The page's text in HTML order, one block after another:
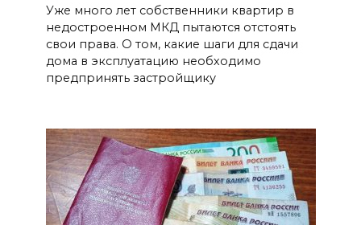
Уже много лет собственники квартир в
недостроенном МКД пытаются отстоять
свои права. О том, какие шаги для сдачи
дома в эксплуатацию необходимо
предпринять застройщику